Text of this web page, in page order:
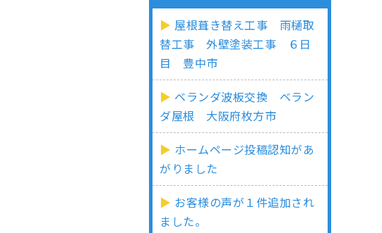
屋根葺き替え工事 雨樋取
替工事 外壁塗装工事 ６日
目 豊中市
ベランダ波板交換 ベラン
ダ屋根 大阪府枚方市
ホームページ投稿認知があ
がりました
お客様の声が１件追加され
ました。